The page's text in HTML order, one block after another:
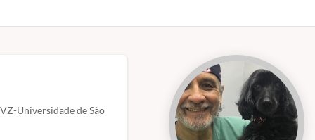
Universidade de São